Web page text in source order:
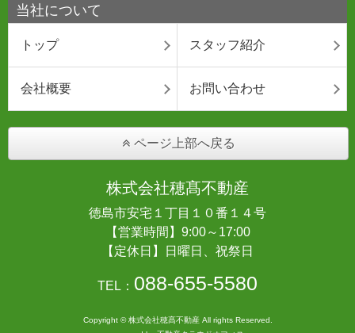
当社について
トップ スタッフ紹介
会社概要 お問い合わせ
ページ上部へ戻る
株式会社穂髙不動産
徳島市安宅１丁目１０番１４号
【営業時間】9:00～17:00
【定休日】日曜日、祝祭日
TEL： 088-655-5580
Copyright © 株式会社穂髙不動産 All rights Reserved.